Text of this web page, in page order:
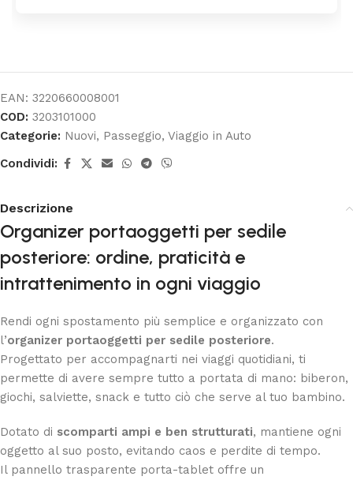
EAN: 3220660008001
COD: 3203101000
Categorie: Nuovi, Passeggio, Viaggio in Auto
Condividi:
Descrizione
Organizer portaoggetti per sedile
posteriore: ordine, praticità e
intrattenimento in ogni viaggio
Rendi ogni spostamento più semplice e organizzato con
l’organizer portaoggetti per sedile posteriore.
Progettato per accompagnarti nei viaggi quotidiani, ti
permette di avere sempre tutto a portata di mano: biberon,
giochi, salviette, snack e tutto ciò che serve al tuo bambino.
Dotato di scomparti ampi e ben strutturati, mantiene ogni
oggetto al suo posto, evitando caos e perdite di tempo.
Il pannello trasparente porta-tablet offre un